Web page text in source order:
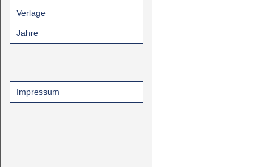
Verlage
Jahre
Impressum